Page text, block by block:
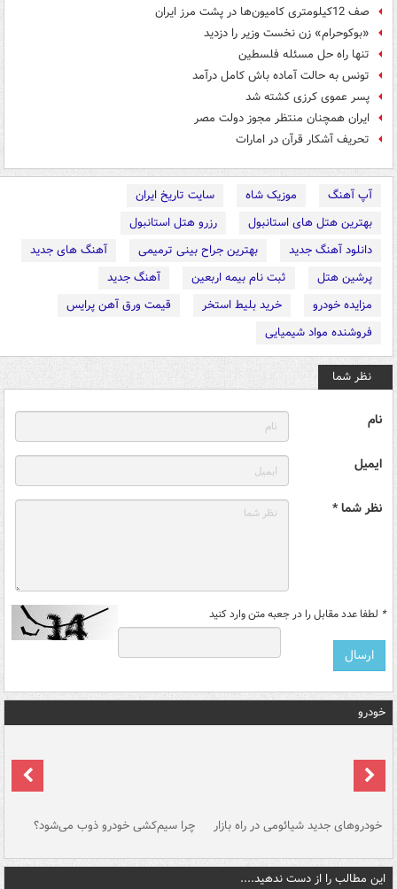
صف 12کیلومتری کامیون‌ها در پشت مرز ایران
«بوکوحرام» زن نخست وزیر را دزدید
تنها راه حل مسئله فلسطین
تونس به حالت آماده‌ باش کامل درآمد
پسر عموی کرزی کشته شد
ایران همچنان منتظر مجوز دولت مصر
تحریف آشکار قرآن در امارات
آپ آهنگ موزیک شاه
سایت تاریخ ایران
بهترین هتل های استانبول
رزرو هتل استانبول
دانلود آهنگ جدید
بهترین جراح بینی ترمیمی
آهنگ های جدید
پرشین هتل
ثبت نام بیمه اربعین
آهنگ جدید
مزایده خودرو
خرید بلیط استخر
قیمت ورق آهن پرایس
فروشنده مواد شیمیایی
نظر شما
نام
ایمیل
نظر شما *
* لطفا عدد مقابل را در جعبه متن وارد کنید
خودرو
خودروهای جدید شیائومی در راه بازار چرا سیم‌کشی خودرو ذوب می‌شود؟
این مطالب را از دست ندهید....